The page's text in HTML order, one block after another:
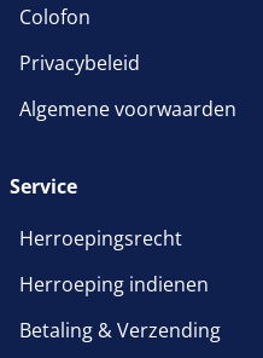
Colofon
Privacybeleid
Algemene voorwaarden
Service
Herroepingsrecht
Herroeping indienen
Betaling & Verzending